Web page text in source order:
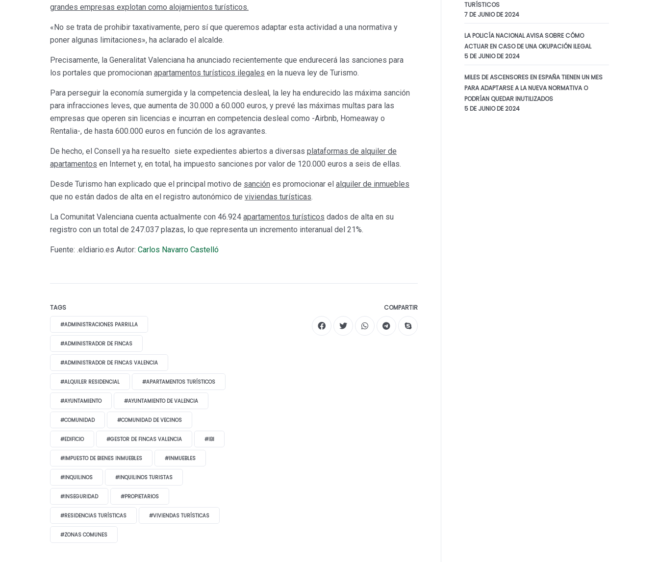
grandes empresas explotan como alojamientos turísticos.
«No se trata de prohibir taxativamente, pero sí que queremos adaptar esta actividad a una normativa y
poner algunas limitaciones», ha aclarado el alcalde.
Precisamente, la Generalitat Valenciana ha anunciado recientemente que endurecerá las sanciones para
los portales que promocionan apartamentos turísticos ilegales en la nueva ley de Turismo.
Para perseguir la economía sumergida y la competencia desleal, la ley ha endurecido las máxima sanción
para infracciones leves, que aumenta de 30.000 a 60.000 euros, y prevé las máximas multas para las
empresas que operen sin licencias e incurran en competencia desleal como -Airbnb, Homeaway o
Rentalia-, de hasta 600.000 euros en función de los agravantes.
De hecho, el Consell ya ha resuelto siete expedientes abiertos a diversas plataformas de alquiler de
apartamentos en Internet y, en total, ha impuesto sanciones por valor de 120.000 euros a seis de ellas.
Desde Turismo han explicado que el principal motivo de sanción es promocionar el alquiler de inmuebles
que no están dados de alta en el registro autonómico de viviendas turísticas.
La Comunitat Valenciana cuenta actualmente con 46.924 apartamentos turísticos dados de alta en su
registro con un total de 247.037 plazas, lo que representa un incremento interanual del 21%.
Fuente: .eldiario.es Autor: Carlos Navarro Castelló
TAGS
#ADMINISTRACIONES PARRILLA
#ADMINISTRADOR DE FINCAS
#ADMINISTRADOR DE FINCAS VALENCIA
#ALQUILER RESIDENCIAL #APARTAMENTOS TURÍSTICOS
#AYUNTAMIENTO #AYUNTAMIENTO DE VALENCIA
#COMUNIDAD #COMUNIDAD DE VECINOS
#EDIFICIO #GESTOR DE FINCAS VALENCIA #IBI
#IMPUESTO DE BIENES INMUEBLES #INMUEBLES
#INQUILINOS #INQUILINOS TURISTAS
#INSEGURIDAD #PROPIETARIOS
#RESIDENCIAS TURÍSTICAS #VIVIENDAS TURÍSTICAS
#ZONAS COMUNES
COMPARTIR
TURÍSTICOS
7 DE JUNIO DE 2024
LA POLICÍA NACIONAL AVISA SOBRE CÓMO
ACTUAR EN CASO DE UNA OKUPACIÓN ILEGAL
5 DE JUNIO DE 2024
MILES DE ASCENSORES EN ESPAÑA TIENEN UN MES
PARA ADAPTARSE A LA NUEVA NORMATIVA O
PODRÍAN QUEDAR INUTILIZADOS
5 DE JUNIO DE 2024